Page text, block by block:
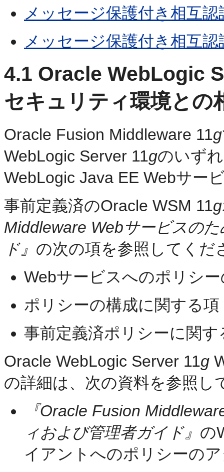
メッセージ保護付き相互
メッセージ保護付き相互
4.1 Oracle WebLogic
セキュリティ環境との
Oracle Fusion Middleware 11g
WebLogic Server 11gのいず
WebLogic Java EE Webサー
事前定義済のOracle WSM 11g
Middleware Webサービスの
ド』 の次の項を参照してくだ
Webサービスへのポリシ
ポリシーの構成に関する項
事前定義済ポリシーに関す
Oracle WebLogic Server 11g
の詳細は、次の資料を参照し
『Oracle Fusion
ィおよび管理者ガイド』 の
イアントへのポリシーの